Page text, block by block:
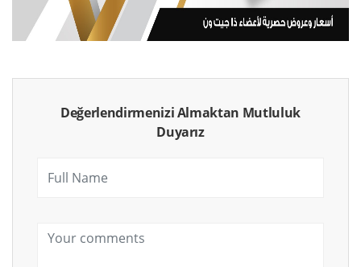
Değerlendirmenizi Almaktan Mutluluk
Duyarız